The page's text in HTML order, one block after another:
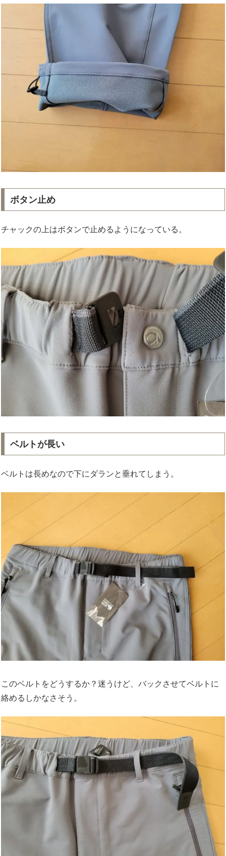
ボタン止め
チャックの上はボタンで止めるようになっている。
ベルトが長い
ベルトは長めなので下にダランと垂れてしまう。
このベルトをどうするか？迷うけど、バックさせてベルトに
絡めるしかなさそう。